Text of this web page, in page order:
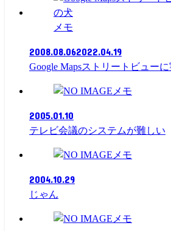
メモ
2008.08.062022.04.19
Google Mapsストリートビュー
メモ
2005.01.10
テレビ会議のシステムが難しい
メモ
2004.10.29
じゃん
メモ